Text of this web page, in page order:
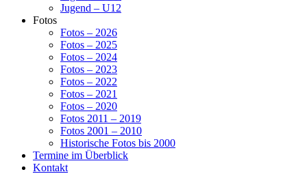
Jugend – U12
Fotos
Fotos – 2026
Fotos – 2025
Fotos – 2024
Fotos – 2023
Fotos – 2022
Fotos – 2021
Fotos – 2020
Fotos 2011 – 2019
Fotos 2001 – 2010
Historische Fotos bis 2000
Termine im Überblick
Kontakt